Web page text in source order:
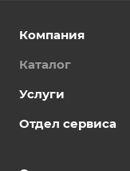
Компания
Каталог
Услуги
Отдел сервиса